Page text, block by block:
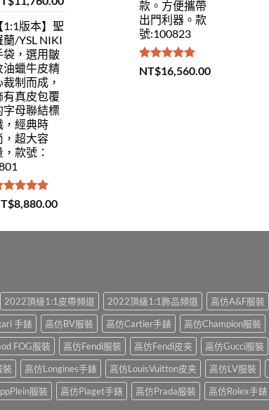
分 5
1:1版本】聖
蘭/YSL NIKI
袋，選用皺
油蠟牛皮精
裁制而成，
有真皮包覆
字母聯結標
，經典時
，超大容
，款號：
分 5.00
分 5
8,880.00
款。方便攜帶
出門利器。款
號:100823
評分5.00
滿分 5
NT$16,560.00
2022頂級1:1皮帶頻道 2022頂級1:1飾品頻道 高仿A&F服裝
手錶 高仿BV服裝 高仿Cartier手錶 高仿Champion服裝
FOG服裝 高仿Fendi服裝 高仿Fendi皮夹 高仿Gucci服裝
裝 高仿Longines手錶 高仿LouisVuitton皮夹 高仿LV服裝
服裝 高仿Piaget手錶 高仿Prada服裝 高仿Rolex手錶